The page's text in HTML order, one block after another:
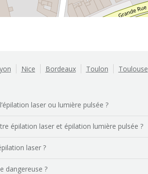
Nice Bordeaux Toulon Toulouse
laser ou lumière pulsée ?
épilation laser et épilation lumière pulsée ?
laser ?
dangereuse ?